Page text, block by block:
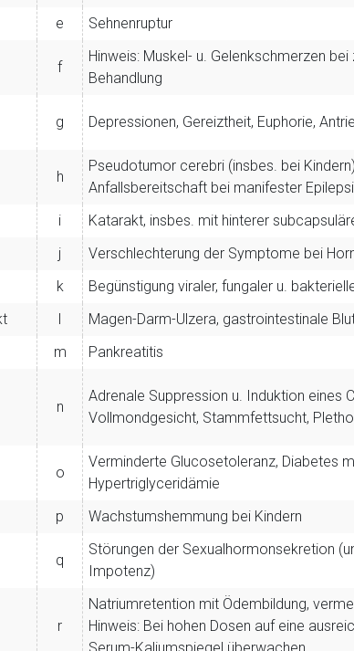
e
Sehnenruptur
f
Hinweis: Muskel- u. Gelenkschmerzen
Behandlung
g Depressionen, Gereiztheit, Euphorie,
h
Pseudotumor cerebri (insbes. bei
Anfallsbereitschaft bei manifester
i
Katarakt, insbes. mit hinterer
j
Verschlechterung der Symptome bei
k
Begünstigung viraler, fungaler u.
l
Magen-Darm-Ulzera, gastrointestinale
m
Pankreatitis
n
Adrenale Suppression u. Induktion eines
Vollmondgesicht, Stammfettsucht,
o
Verminderte Glucosetoleranz, Diabetes
Hypertriglyceridämie
p
Wachstumshemmung bei Kindern
q
Störungen der Sexualhormonsekretion
Impotenz)
r
Natriumretention mit Ödembildung,
Hinweis: Bei hohen Dosen auf eine